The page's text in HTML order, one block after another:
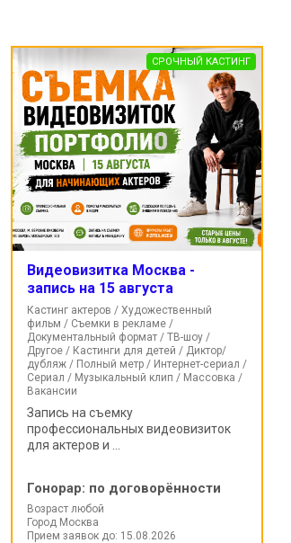
СРОЧНЫЙ КАСТИНГ
Видеовизитка Москва -
запись на 15 августа
Кастинг актеров / Художественный
фильм / Съемки в рекламе /
Документальный формат / ТВ-шоу /
Другое / Кастинги для детей / Диктор/
дубляж / Полный метр / Интернет-сериал /
Сериал / Музыкальный клип / Массовка /
Вакансии
Запись на съемку
профессиональных видеовизиток
для актеров и ...
Гонорар: по договорённости
Возраст любой
Город Москва
Прием заявок до: 15.08.2026